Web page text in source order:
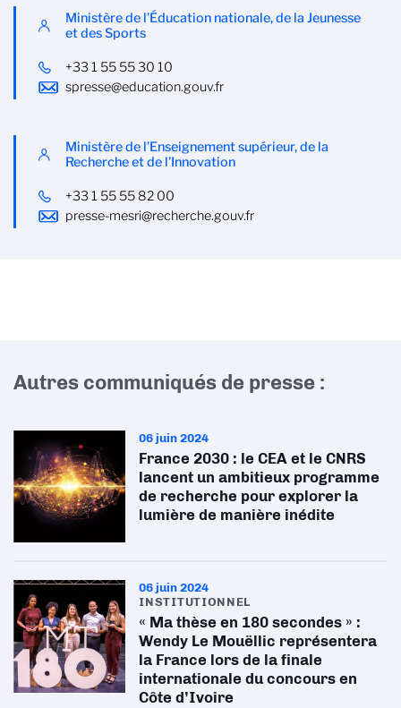
Ministère de l’Éducation nationale, de la Jeunesse
et des Sports
+33 1 55 55 30 10
spresse@education.gouv.fr
Ministère de l’Enseignement supérieur, de la
Recherche et de l’Innovation
+33 1 55 55 82 00
presse-mesri@recherche.gouv.fr
Autres communiqués de presse :
06 juin 2024
France 2030 : le CEA et le CNRS
lancent un ambitieux programme
de recherche pour explorer la
lumière de manière inédite
06 juin 2024
INSTITUTIONNEL
« Ma thèse en 180 secondes » :
Wendy Le Mouëllic représentera
la France lors de la finale
internationale du concours en
Côte d’Ivoire